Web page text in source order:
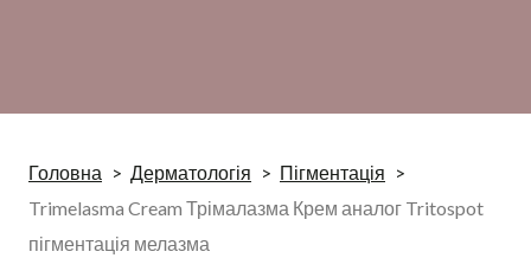
Головна Дерматологія
Пігментація
Trimelasma Cream Трімалазма Крем аналог Tritospot
пігментація мелазма